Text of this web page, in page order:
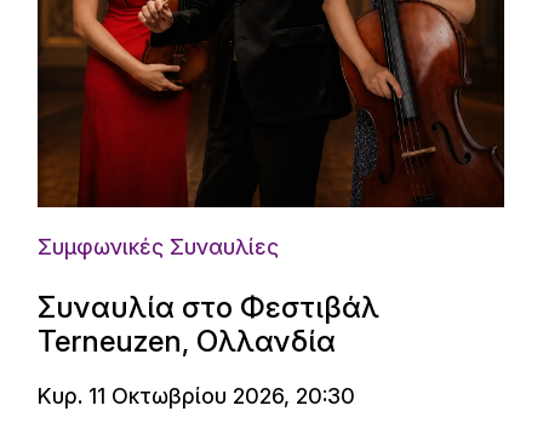
Συμφωνικές Συναυλίες
Συναυλία στο Φεστιβάλ
Terneuzen, Ολλανδία
Κυρ. 11 Οκτωβρίου 2026, 20:30